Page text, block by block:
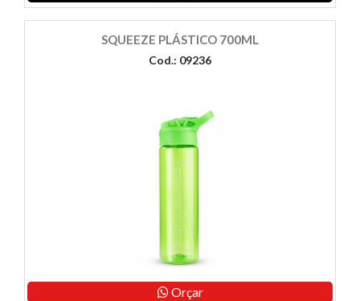
SQUEEZE PLÁSTICO 700ML
Cod.: 09236
Orçar